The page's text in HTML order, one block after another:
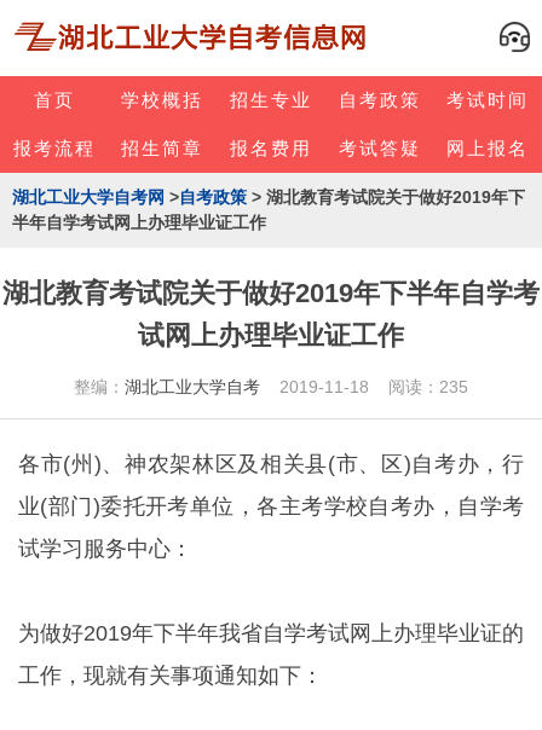
首页 学校概括 招生专业 自考政策 考试时间
报考流程 招生简章 报名费用 考试答疑 网上报名
湖北工业大学自考网 >自考政策 > 湖北教育考试院关于做好2019年下
半年自学考试网上办理毕业证工作
湖北教育考试院关于做好2019年下半年自学考
试网上办理毕业证工作
整编： 湖北工业大学自考 2019-11-18 阅读：235
各市(州)、神农架林区及相关县(市、区)自考办，行
业(部门)委托开考单位，各主考学校自考办，自学考
试学习服务中心：
为做好2019年下半年我省自学考试网上办理毕业证的
工作，现就有关事项通知如下：